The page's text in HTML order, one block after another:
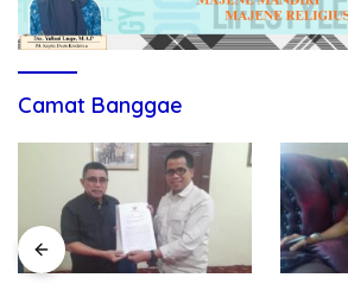
Camat Banggae